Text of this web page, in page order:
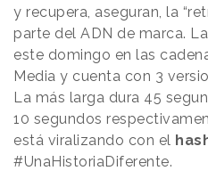
y recupera, aseguran, la
parte del ADN de marca. La
este domingo en las
Media y cuenta con 3
La más larga dura 45
10 segundos
está viralizando con el
#UnaHistoriaDiferente.